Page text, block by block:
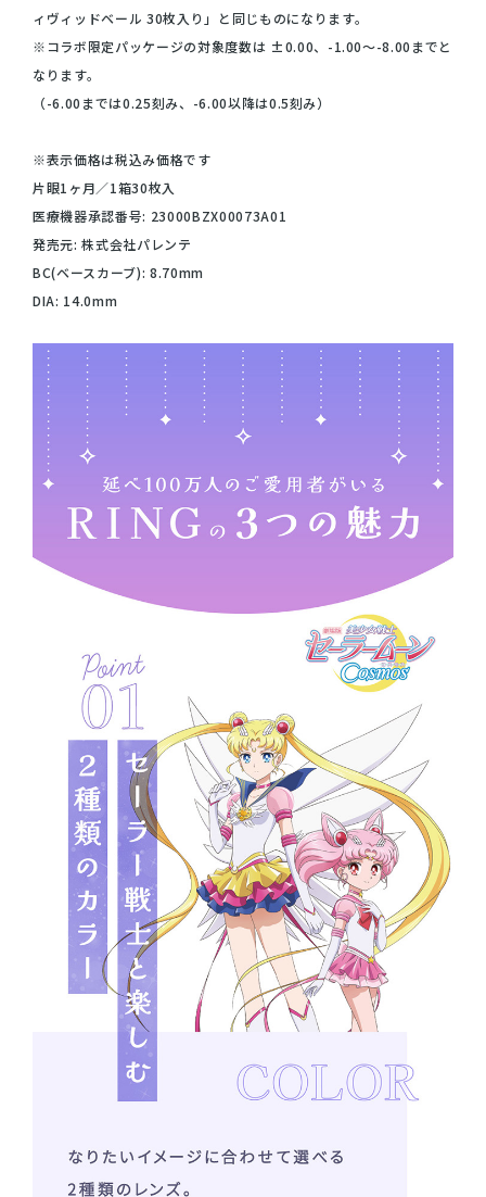
ィヴィッドベール 30枚入り」と同じものになります。
※コラボ限定パッケージの対象度数は ±0.00、-1.00～-8.00までと
なります。
（-6.00までは0.25刻み、-6.00以降は0.5刻み）
※表示価格は税込み価格です
片眼1ヶ月／1箱30枚入
医療機器承認番号: 23000BZX00073A01
発売元: 株式会社パレンテ
BC(ベースカーブ): 8.70mm
DIA: 14.0mm